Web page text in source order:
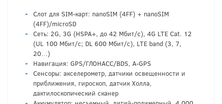
Слот для SIM-карт: nanoSIM (4FF) + nanoSIM
(4FF)/microSD
Сеть: 2G, 3G (HSPA+, до 42 Мбит/с), 4G LTE Cat. 12
(UL 100 Мбит/с; DL 600 Мбит/с), LTE band (3, 7,
20…)
Навигация: GPS/ГЛОНАСС/BDS, A-GPS
Сенсоры: акселерометр, датчики освещенности и
приближения, гироскоп, датчик Холла,
дактилоскопический сканер